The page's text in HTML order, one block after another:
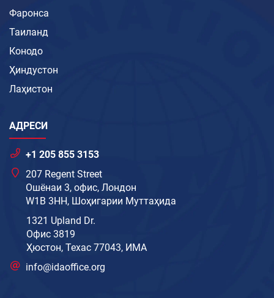
Фаронса
Таиланд
Конодо
Ҳиндустон
Лаҳистон
АДРЕСИ
+1 205 855 3153
207 Regent Street
Ошёнаи 3, офис, Лондон
W1B 3HH, Шоҳигарии Муттаҳида
1321 Upland Dr.
Офис 3819
Ҳюстон, Техас 77043, ИМА
info@idaoffice.org